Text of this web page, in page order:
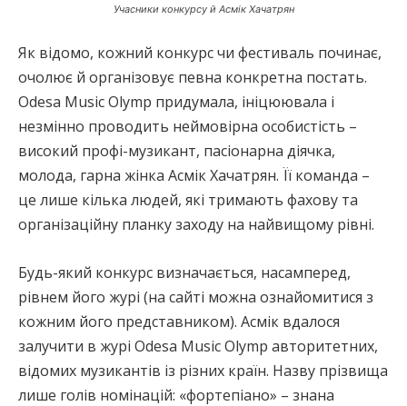
Учасники конкурсу й Асмік Хачатрян
Як відомо, кожний конкурс чи фестиваль починає,
очолює й організовує певна конкретна постать.
Odesa Musiс Olymp придумала, ініцюювала і
незмінно проводить неймовірна особистість –
високий профі-музикант, пасіонарна діячка,
молода, гарна жінка Асмік Хачатрян. Її команда –
це лише кілька людей, які тримають фахову та
організаційну планку заходу на найвищому рівні.
Будь-який конкурс визначається, насамперед,
рівнем його журі (на сайті можна ознайомитися з
кожним його представником). Асмік вдалося
залучити в журі Odesa Musiс Olymp авторитетних,
відомих музикантів із різних країн. Назву прізвища
лише голів номінацій: «фортепіано» – знана